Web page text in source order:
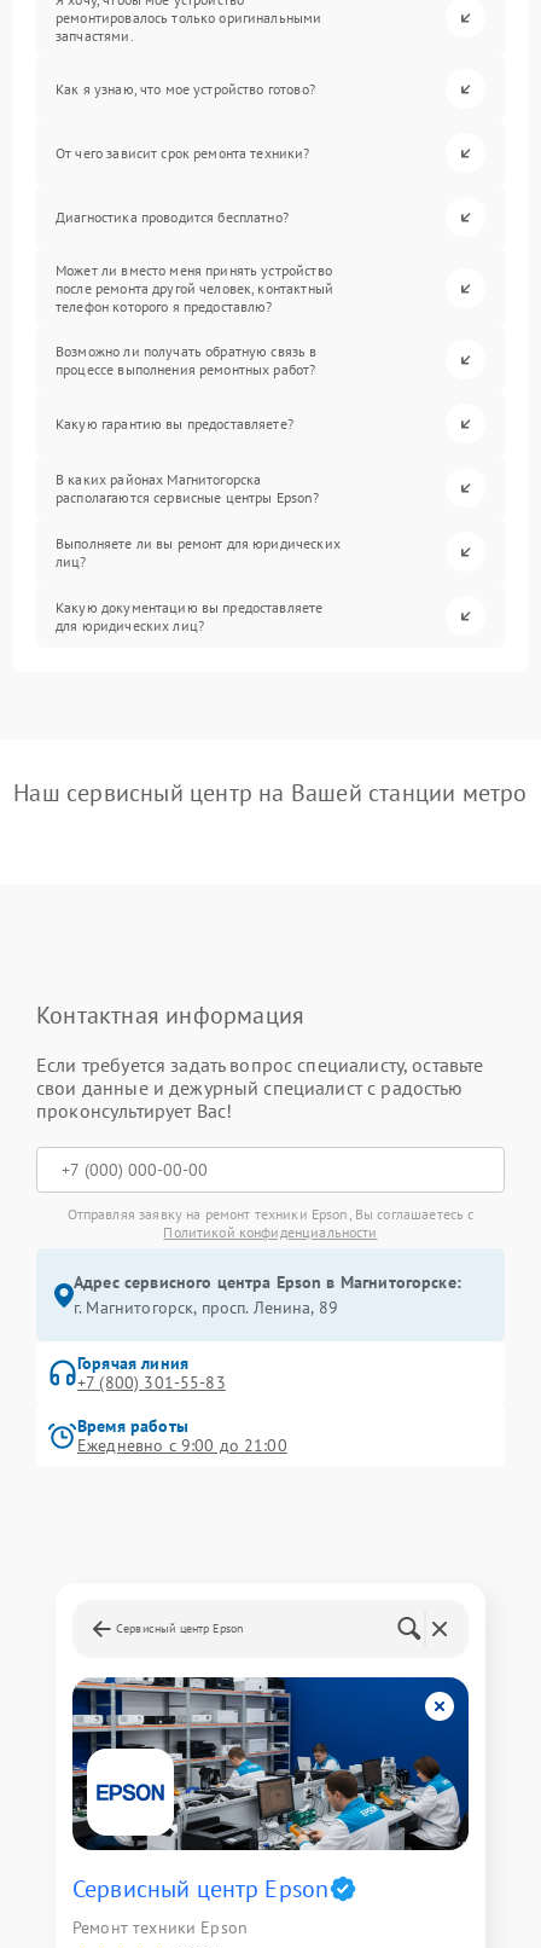
ремонтировалось только оригинальными
запчастями.
Как я узнаю, что мое устройство готово?
От чего зависит срок ремонта техники?
Диагностика проводится бесплатно?
Может ли вместо меня принять устройство
после ремонта другой человек, контактный
телефон которого я предоставлю?
Возможно ли получать обратную связь в
процессе выполнения ремонтных работ?
Какую гарантию вы предоставляете?
В каких районах Магнитогорска
располагаются сервисные центры Epson?
Выполняете ли вы ремонт для юридических
лиц?
Какую документацию вы предоставляете
для юридических лиц?
Наш сервисный центр на Вашей станции метро
Контактная информация
Если требуется задать вопрос специалисту, оставьте
свои данные и дежурный специалист с радостью
проконсультирует Вас!
Отправляя заявку на ремонт техники Epson, Вы соглашаетесь с
Политикой конфиденциальности
Адрес сервисного центра Epson в Магнитогорске:
г. Магнитогорск, просп. Ленина, 89
Горячая линия
+7 (800) 301-55-83
Время работы
Ежедневно с 9:00 до 21:00
Сервисный центр Epson
Сервисный центр Epson
Ремонт техники Epson